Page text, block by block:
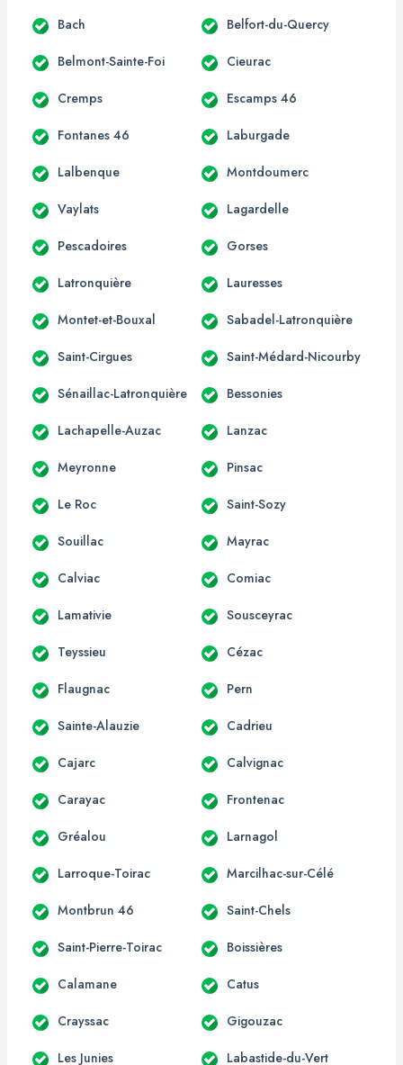
Bach Belfort-du-Quercy
Belmont-Sainte-Foi Cieurac
Cremps Escamps 46
Fontanes 46 Laburgade
Lalbenque Montdoumerc
Vaylats Lagardelle
Pescadoires Gorses
Latronquière Lauresses
Montet-et-Bouxal Sabadel-Latronquière
Saint-Cirgues Saint-Médard-Nicourby
Sénaillac-Latronquière Bessonies
Lachapelle-Auzac Lanzac
Meyronne Pinsac
Le Roc Saint-Sozy
Souillac Mayrac
Calviac Comiac
Lamativie Sousceyrac
Teyssieu Cézac
Flaugnac Pern
Sainte-Alauzie Cadrieu
Cajarc Calvignac
Carayac Frontenac
Gréalou Larnagol
Larroque-Toirac Marcilhac-sur-Célé
Montbrun 46 Saint-Chels
Saint-Pierre-Toirac Boissières
Calamane Catus
Crayssac Gigouzac
Les Junies Labastide-du-Vert